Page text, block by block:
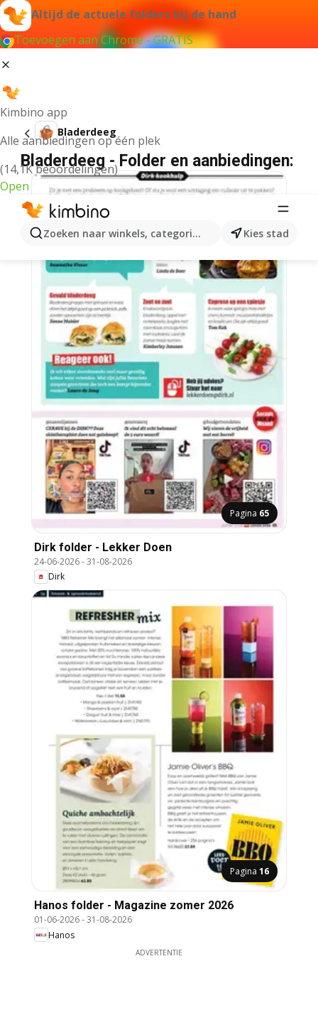
Altijd de actuele folders bij de hand
Toevoegen aan Chrome - GRATIS
Kimbino app
Alle aanbiedingen op één plek
(14,1K beoordelingen)
Open
Zoeken naar winkels, categorieën, producten...
Kies stad
Bladerdeeg
Bladerdeeg - Folder en aanbiedingen:
Pagina 65
Dirk folder - Lekker Doen
24-06-2026-31-08-2026
Dirk
Pagina 16
Hanos folder - Magazine zomer 2026
01-06-2026-31-08-2026
Hanos
ADVERTENTIE